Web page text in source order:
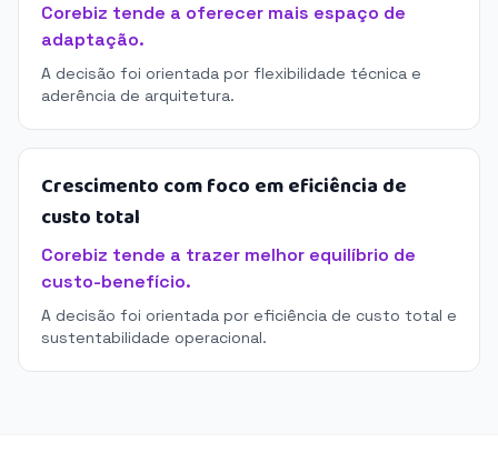
Corebiz tende a oferecer mais espaço de
adaptação.
A decisão foi orientada por flexibilidade técnica e
aderência de arquitetura.
Crescimento com foco em eficiência de
custo total
Corebiz tende a trazer melhor equilíbrio de
custo-benefício.
A decisão foi orientada por eficiência de custo total e
sustentabilidade operacional.